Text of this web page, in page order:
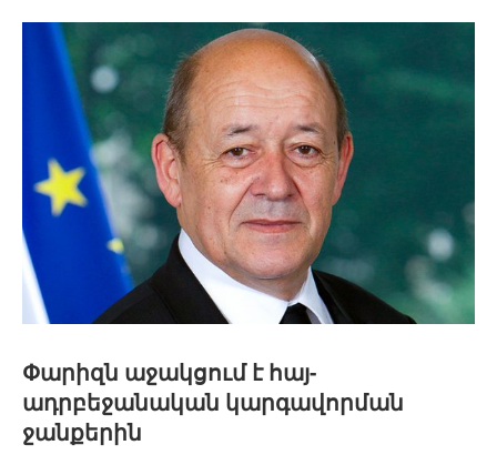
Փարիզն աջակցում է հայ-
ադրբեջանական կարգավորման
ջանքերին